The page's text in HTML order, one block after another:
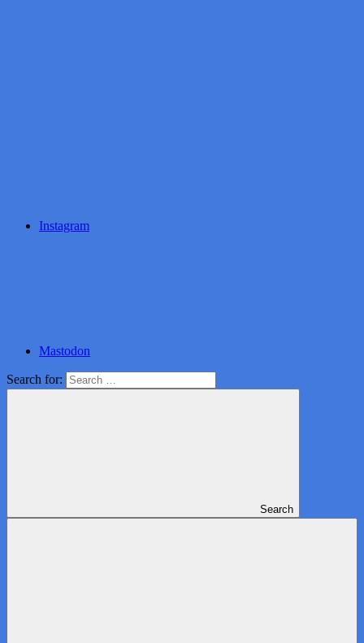
Instagram
Mastodon
Search for:
Search